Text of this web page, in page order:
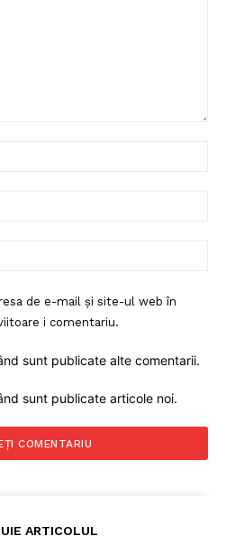
proiect
ROMÂNIA
de e-mail și site-ul web în
i comentariu.
sunt publicate alte comentarii.
sunt publicate articole noi.
ARTICOLUL